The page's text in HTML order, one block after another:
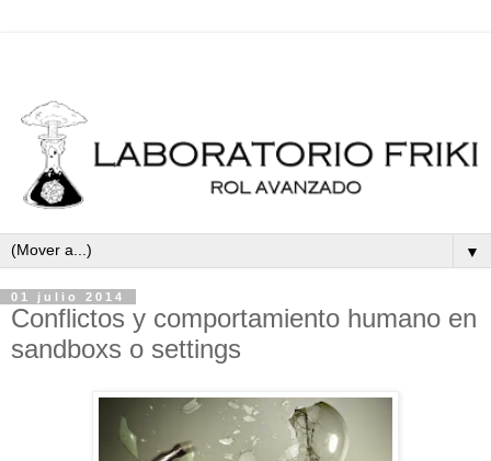
▼
01 julio 2014
Conflictos y comportamiento humano en
sandboxs o settings